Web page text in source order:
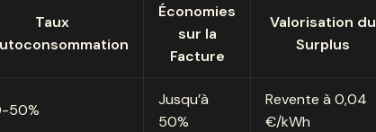
Taux
Économies
sur la
Facture
Valorisation du
Surplus
50%
Jusqu’à
50%
Revente à 0,04
€/kWh